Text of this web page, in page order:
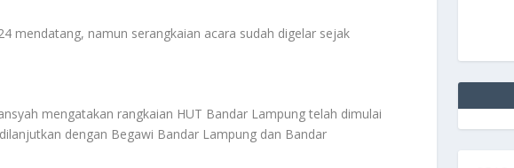
mendatang, namun serangkaian acara sudah digelar sejak
mengatakan rangkaian HUT Bandar Lampung telah dimulai
dengan Begawi Bandar Lampung dan Bandar